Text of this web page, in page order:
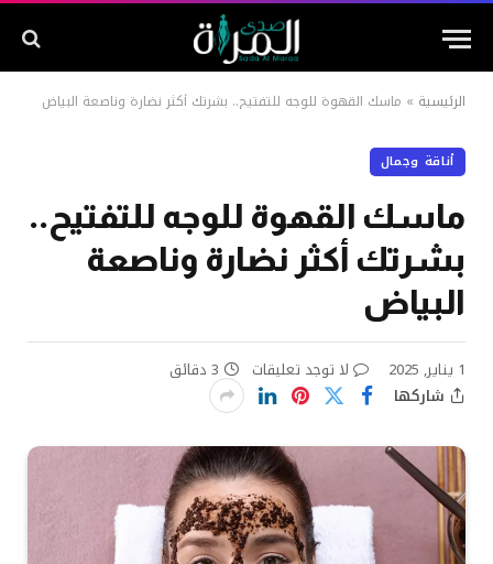
الرئيسية » ماسك القهوة للوجه للتفتيح.. بشرتك أكثر نضارة وناصعة البياض
أناقة وجمال
ماسك القهوة للوجه للتفتيح..
بشرتك أكثر نضارة وناصعة
البياض
1 يناير, 2025 لا توجد تعليقات
3 دقائق
شاركها